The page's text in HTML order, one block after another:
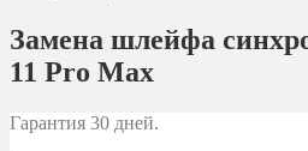
Замена шлейфа
11 Pro Max
Гарантия 30 дней.